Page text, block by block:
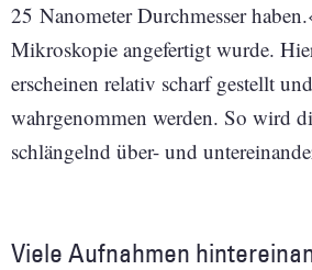
25 Nanometer Durchmesser
Mikroskopie ange­fertigt wurde.
erscheinen relativ scharf gestellt
wahrgenommen werden. So wird
schlängelnd über- und
Viele Aufnahmen